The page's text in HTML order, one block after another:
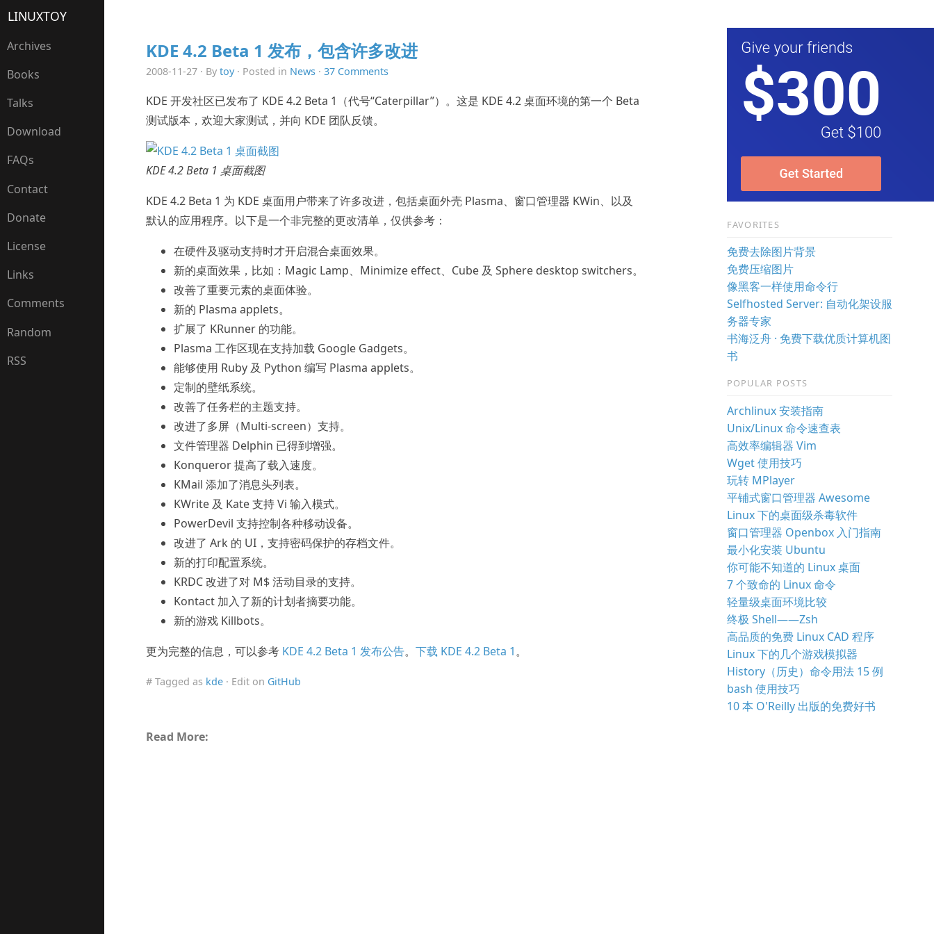
LINUXTOY
Archives
Books
Talks
Download
FAQs
Contact
Donate
License
Links
Comments
Random
RSS
KDE 4.2 Beta 1 发布，包含许多改进
2008-11-27 · By toy· Posted in News· 37 Comments
KDE 开发社区已发布了 KDE 4.2 Beta 1（代号“Caterpillar”）。这是 KDE 4.2 桌面环境的第一个 Beta
测试版本，欢迎大家测试，并向 KDE 团队反馈。
KDE 4.2 Beta 1 桌面截图
KDE 4.2 Beta 1 为 KDE 桌面用户带来了许多改进，包括桌面外壳 Plasma、窗口管理器 KWin、以及
默认的应用程序。以下是一个非完整的更改清单，仅供参考：
在硬件及驱动支持时才开启混合桌面效果。
新的桌面效果，比如：Magic Lamp、Minimize effect、Cube 及 Sphere desktop switchers。
改善了重要元素的桌面体验。
新的 Plasma applets。
扩展了 KRunner 的功能。
Plasma 工作区现在支持加载 Google Gadgets。
能够使用 Ruby 及 Python 编写 Plasma applets。
定制的壁纸系统。
改善了任务栏的主题支持。
改进了多屏（Multi-screen）支持。
文件管理器 Delphin 已得到增强。
Konqueror 提高了载入速度。
KMail 添加了消息头列表。
KWrite 及 Kate 支持 Vi 输入模式。
PowerDevil 支持控制各种移动设备。
改进了 Ark 的 UI，支持密码保护的存档文件。
新的打印配置系统。
KRDC 改进了对 M$ 活动目录的支持。
Kontact 加入了新的计划者摘要功能。
新的游戏 Killbots。
更为完整的信息，可以参考 KDE 4.2 Beta 1 发布公告。 下载 KDE 4.2 Beta 1。
# Tagged as kde· Edit on GitHub
Read More:
FAVORITES
免费去除图片背景
免费压缩图片
像黑客一样使用命令行
Selfhosted Server: 自动化架设服
务器专家
书海泛舟 · 免费下载优质计算机图
书
POPULAR POSTS
Archlinux 安装指南
Unix/Linux 命令速查表
高效率编辑器 Vim
Wget 使用技巧
玩转 MPlayer
平铺式窗口管理器 Awesome
Linux 下的桌面级杀毒软件
窗口管理器 Openbox 入门指南
最小化安装 Ubuntu
你可能不知道的 Linux 桌面
7 个致命的 Linux 命令
轻量级桌面环境比较
终极 Shell——Zsh
高品质的免费 Linux CAD 程序
Linux 下的几个游戏模拟器
History（历史）命令用法 15 例
bash 使用技巧
10 本 O'Reilly 出版的免费好书